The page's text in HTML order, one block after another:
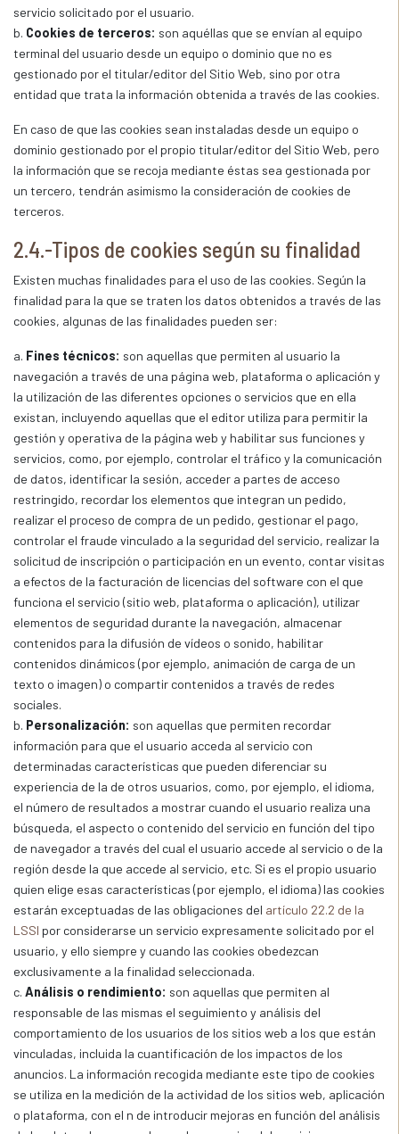
servicio solicitado por el usuario.
b. Cookies de terceros: son aquéllas que se envían al equipo
terminal del usuario desde un equipo o dominio que no es
gestionado por el titular/editor del Sitio Web, sino por otra
entidad que trata la información obtenida a través de las cookies.
En caso de que las cookies sean instaladas desde un equipo o
dominio gestionado por el propio titular/editor del Sitio Web, pero
la información que se recoja mediante éstas sea gestionada por
un tercero, tendrán asimismo la consideración de cookies de
terceros.
2.4.-Tipos de cookies según su finalidad
Existen muchas finalidades para el uso de las cookies. Según la
finalidad para la que se traten los datos obtenidos a través de las
cookies, algunas de las finalidades pueden ser:
a. Fines técnicos: son aquellas que permiten al usuario la
navegación a través de una página web, plataforma o aplicación y
la utilización de las diferentes opciones o servicios que en ella
existan, incluyendo aquellas que el editor utiliza para permitir la
gestión y operativa de la página web y habilitar sus funciones y
servicios, como, por ejemplo, controlar el tráfico y la comunicación
de datos, identificar la sesión, acceder a partes de acceso
restringido, recordar los elementos que integran un pedido,
realizar el proceso de compra de un pedido, gestionar el pago,
controlar el fraude vinculado a la seguridad del servicio, realizar la
solicitud de inscripción o participación en un evento, contar visitas
a efectos de la facturación de licencias del software con el que
funciona el servicio (sitio web, plataforma o aplicación), utilizar
elementos de seguridad durante la navegación, almacenar
contenidos para la difusión de vídeos o sonido, habilitar
contenidos dinámicos (por ejemplo, animación de carga de un
texto o imagen) o compartir contenidos a través de redes
sociales.
b. Personalización: son aquellas que permiten recordar
información para que el usuario acceda al servicio con
determinadas características que pueden diferenciar su
experiencia de la de otros usuarios, como, por ejemplo, el idioma,
el número de resultados a mostrar cuando el usuario realiza una
búsqueda, el aspecto o contenido del servicio en función del tipo
de navegador a través del cual el usuario accede al servicio o de la
región desde la que accede al servicio, etc. Si es el propio usuario
quien elige esas características (por ejemplo, el idioma) las cookies
estarán exceptuadas de las obligaciones del artículo 22.2 de la
LSSI por considerarse un servicio expresamente solicitado por el
usuario, y ello siempre y cuando las cookies obedezcan
exclusivamente a la finalidad seleccionada.
c. Análisis o rendimiento: son aquellas que permiten al
responsable de las mismas el seguimiento y análisis del
comportamiento de los usuarios de los sitios web a los que están
vinculadas, incluida la cuantificación de los impactos de los
anuncios. La información recogida mediante este tipo de cookies
se utiliza en la medición de la actividad de los sitios web, aplicación
o plataforma, con el n de introducir mejoras en función del análisis